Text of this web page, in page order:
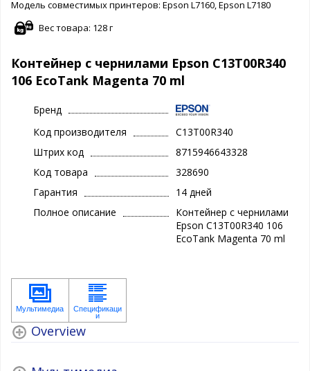
Модель совместимых принтеров: Epson L7160, Epson L7180
Вес товара: 128 г
Контейнер с чернилами Epson C13T00R340
106 EcoTank Magenta 70 ml
Бренд
Код производителя
C13T00R340
Штрих код
8715946643328
Код товара
328690
Гарантия
14 дней
Полное описание
Контейнер с чернилами
Epson C13T00R340 106
EcoTank Magenta 70 ml
Overview